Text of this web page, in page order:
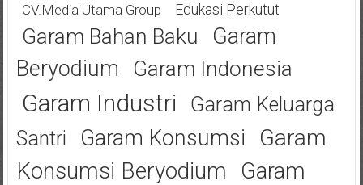
CV.Media Utama Group Edukasi Perkutut
Garam Bahan Baku
Garam
Beryodium
Garam Indonesia
Garam Industri
Garam Keluarga
Santri
Garam Konsumsi
Garam
Konsumsi Beryodium
Garam